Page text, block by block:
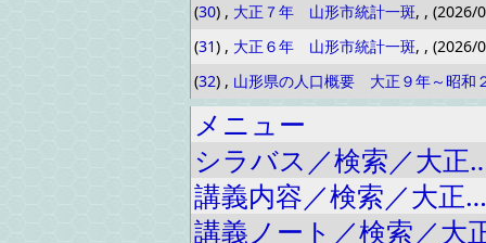
(30) , 大正７年 山形市統計一斑, , (2026/
(31) , 大正６年 山形市統計一斑, , (2026/
(32) , 山形県の人口概要 大正９年～昭和
メニュー
シラバス／検索／大正
講義内容／検索／大正…
講義ノート／検索／大